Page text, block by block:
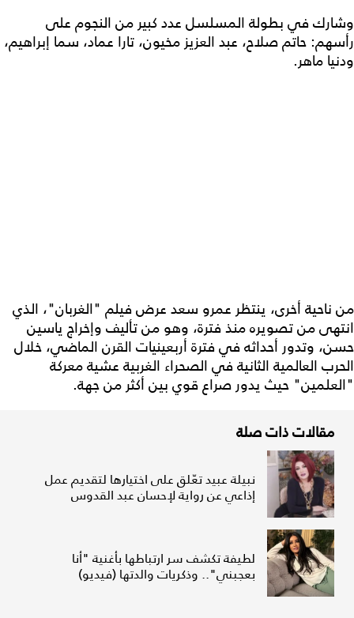
وشارك في بطولة المسلسل عدد كبير من النجوم على
رأسهم: حاتم صلاح، عبد العزيز مخيون، تارا عماد، سما إبراهيم،
ودنيا ماهر.
من ناحية أخرى، ينتظر عمرو سعد عرض فيلم "الغربان"، الذي
انتهى من تصويره منذ فترة، وهو من تأليف وإخراج ياسين
حسن، وتدور أحداثه في فترة أربعينيات القرن الماضي، خلال
الحرب العالمية الثانية في الصحراء الغربية عشية معركة
"العلمين" حيث يدور صراع قوي بين أكثر من جهة.
مقالات ذات صلة
نبيلة عبيد تعّلق على اختيارها لتقديم عمل
إذاعي عن رواية لإحسان عبد القدوس
لطيفة تكشف سر ارتباطها بأغنية "أنا
بعجبني".. وذكريات والدتها (فيديو)